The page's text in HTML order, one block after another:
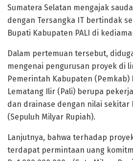
Sumatera Selatan mengajak
dengan Tersangka IT bertindak
Bupati Kabupaten PALI di
Dalam pertemuan tersebut,
mengenai pengurusan proyek di
Pemerintah Kabupaten (Pemkab)
Lematang Ilir (Pali) berupa
dan drainase dengan nilai sekitar
(Sepuluh Milyar Rupiah).
Lanjutnya, bahwa terhadap
terdapat permintaan uang